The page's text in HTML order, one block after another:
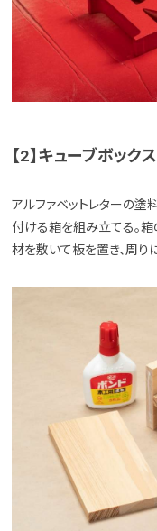
【2】キューブボック
アルファベットレターの塗
付ける箱を組み立てる。
材を敷いて板を置き、周り